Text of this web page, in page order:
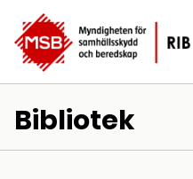
Bibliotek